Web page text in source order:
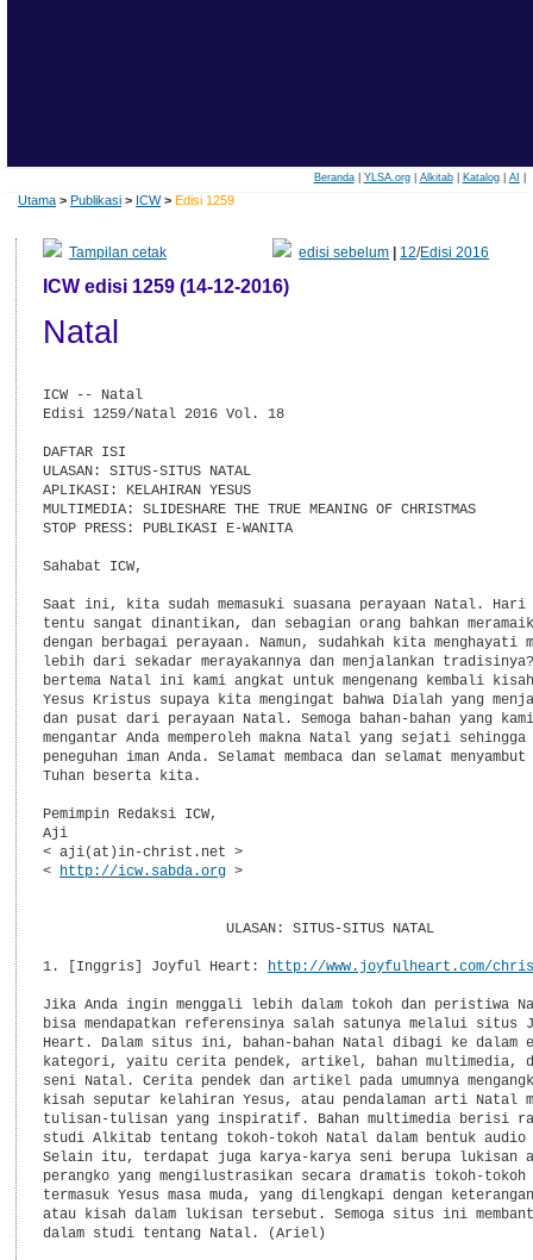
Beranda| YLSA.org| Alkitab| Katalog| AI
Utama > Publikasi > ICW > Edisi 1259
Tampilan cetak edisi sebelum 12/Edisi 2016
ICW edisi 1259 (14-12-2016)
Natal
ICW -- Natal
Edisi 1259/Natal 2016 Vol. 18
DAFTAR ISI
ULASAN: SITUS-SITUS NATAL
APLIKASI: KELAHIRAN YESUS
MULTIMEDIA: SLIDESHARE THE TRUE MEANING OF CHRISTMAS
STOP PRESS: PUBLIKASI E-WANITA
Sahabat ICW,
Saat ini, kita sudah memasuki suasana perayaan Natal.
tentu sangat dinantikan, dan sebagian orang bahkan
dengan berbagai perayaan. Namun, sudahkah kita menghayati
lebih dari sekadar merayakannya dan menjalankan
bertema Natal ini kami angkat untuk mengenang kembali
Yesus Kristus supaya kita mengingat bahwa Dialah yang
dan pusat dari perayaan Natal. Semoga bahan-bahan yang
mengantar Anda memperoleh makna Natal yang sejati sehingga
peneguhan iman Anda. Selamat membaca dan selamat
Tuhan beserta kita.
Pemimpin Redaksi ICW,
Aji
< aji(at)in-christ.net >
<
http://icw.sabda.org >
                      ULASAN: SITUS-SITUS NATAL
1. [Inggris] Joyful Heart: http://www.joyfulheart.com/
Jika Anda ingin menggali lebih dalam tokoh dan peristiwa
bisa mendapatkan referensinya salah satunya melalui
Heart. Dalam situs ini, bahan-bahan Natal dibagi ke dalam
kategori, yaitu cerita pendek, artikel, bahan multimedia,
seni Natal. Cerita pendek dan artikel pada umumnya
kisah seputar kelahiran Yesus, atau pendalaman arti Natal
tulisan-tulisan yang inspiratif. Bahan multimedia berisi
studi Alkitab tentang tokoh-tokoh Natal dalam bentuk
Selain itu, terdapat juga karya-karya seni berupa lukisan
perangko yang mengilustrasikan secara dramatis tokoh-
termasuk Yesus masa muda, yang dilengkapi dengan
atau kisah dalam lukisan tersebut. Semoga situs ini
dalam studi tentang Natal. (Ariel)